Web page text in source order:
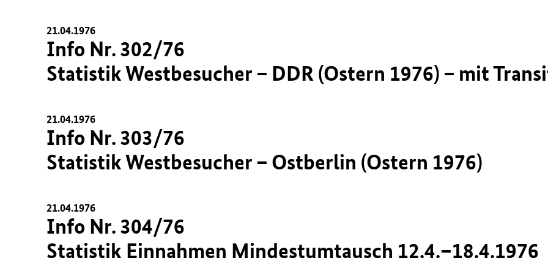
21.04.1976
Info Nr. 302/76
Statistik Westbesucher – DDR (Ostern 1976) – mit
21.04.1976
Info Nr. 303/76
Statistik Westbesucher – Ostberlin (Ostern 1976)
21.04.1976
Info Nr. 304/76
Statistik Einnahmen Mindestumtausch 12.4.–18.4.1976